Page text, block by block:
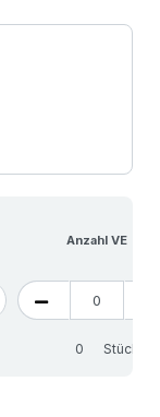
Anzahl VE
Stück